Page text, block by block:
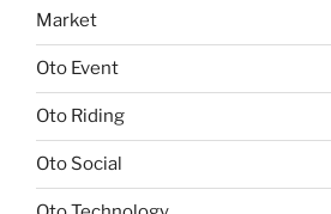
Market
Oto Event
Oto Riding
Oto Social